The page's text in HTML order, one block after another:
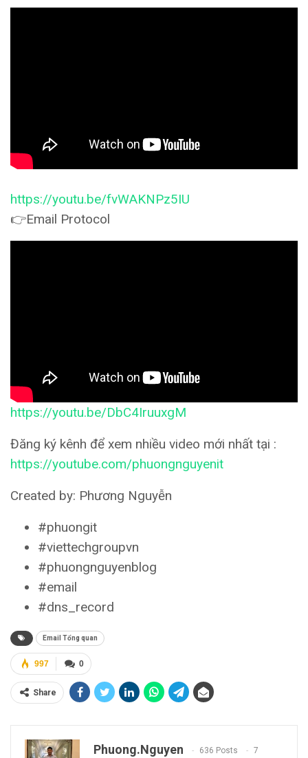
https://youtu.be/fvWAKNPz5IU
👉Email Protocol
https://youtu.be/DbC4IruuxgM
Đăng ký kênh để xem nhiều video mới nhất tại :
https://youtube.com/phuongnguyenit
Created by: Phương Nguyễn
#phuongit
#viettechgroupvn
#phuongnguyenblog
#email
#dns_record
Email Tổng quan
0
997
Share
Phuong.nguyen 636 Posts 7